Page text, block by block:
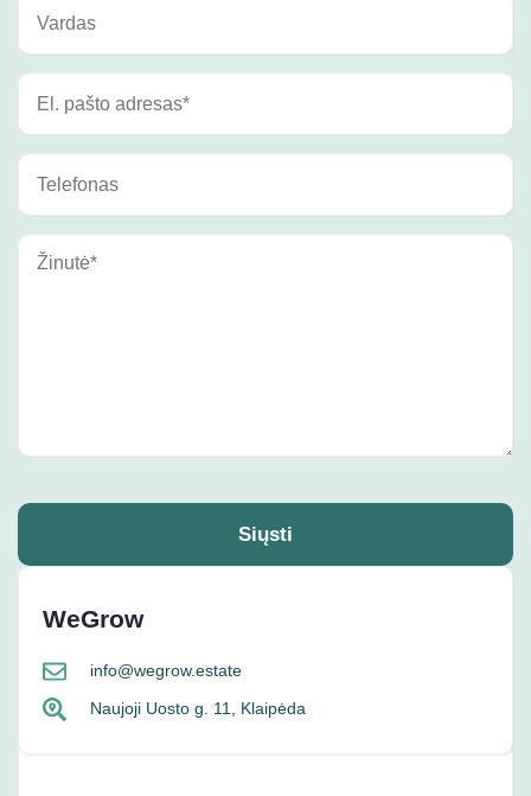
Siųsti
WeGrow
info@wegrow.estate
Naujoji Uosto g. 11, Klaipėda